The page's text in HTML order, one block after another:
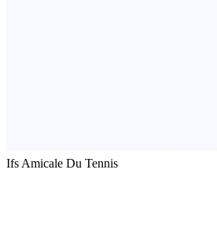
Ifs Amicale Du Tennis